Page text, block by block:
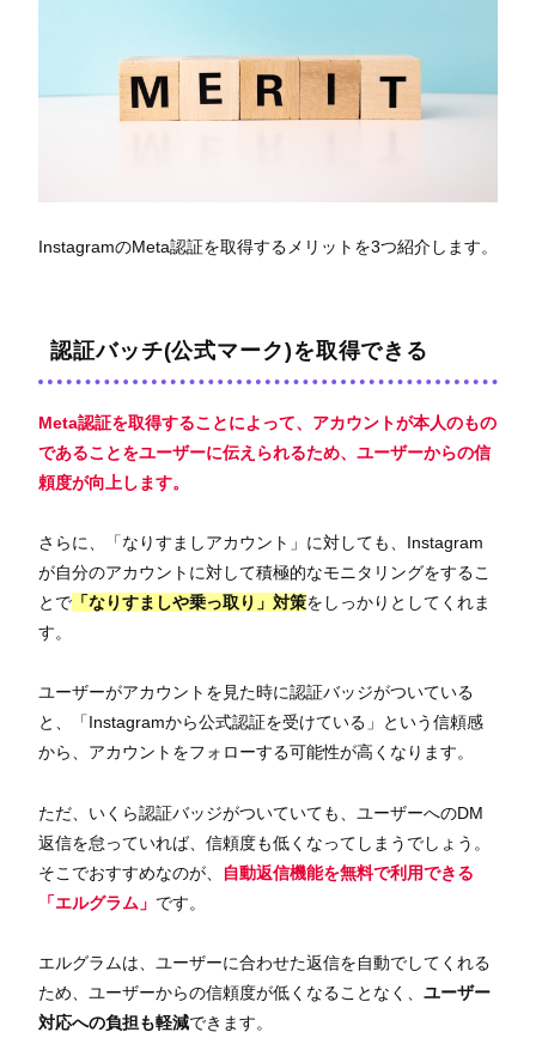
InstagramのMeta認証を取得するメリットを3つ紹介します。
認証バッチ(公式マーク)を取得できる
Meta認証を取得することによって、 アカウントが本人のもの
であることをユーザーに伝えられるため、 ユーザーからの信
頼度が向上 します。
さらに、「なりすましアカウント」に対しても、Instagram
が自分のアカウントに対して積極的なモニタリングをするこ
とで 「なりすましや乗っ取り」対策をしっかりとしてくれま
す。
ユーザーがアカウントを見た時に認証バッジがついている
と、「Instagramから公式認証を受けている」という信頼感
から、アカウントをフォローする可能性が高くなります。
ただ、いくら認証バッジがついていても、ユーザーへのDM
返信を怠っていれば、信頼度も低くなってしまうでしょう。
そこでおすすめなのが、
自動返信機能を無料で利用できる
「エルグラム」 です。
エルグラムは、ユーザーに合わせた返信を自動でしてくれる
ため、ユーザーからの信頼度が低くなることなく、 ユーザー
対応への負担も軽減できます。